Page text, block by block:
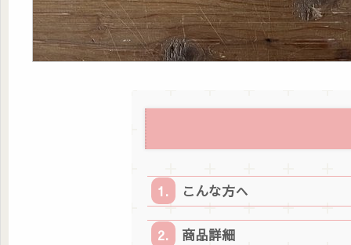
こんな方へ
商品詳細